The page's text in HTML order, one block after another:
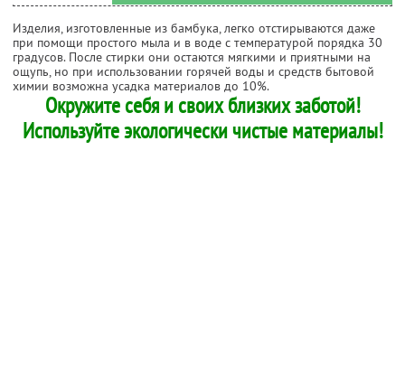
Изделия, изготовленные из бамбука, легко отстирываются даже
при помощи простого мыла и в воде с температурой порядка 30
градусов. После стирки они остаются мягкими и приятными на
ощупь, но при использовании горячей воды и средств бытовой
химии возможна усадка материалов до 10%.
Окружите себя и своих близких заботой!
Используйте экологически чистые материалы!